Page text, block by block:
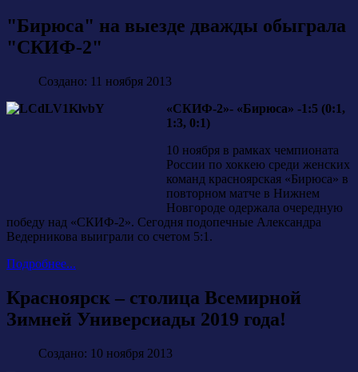
"Бирюса" на выезде дважды обыграла
"СКИФ-2"
Создано: 11 ноября 2013
«СКИФ-2»- «Бирюса» -1:5 (0:1,
1:3, 0:1)
10 ноября в рамках чемпионата
России по хоккею среди женских
команд красноярская «Бирюса» в
повторном матче в Нижнем
Новгороде одержала очередную
победу над «СКИФ-2». Сегодня подопечные Александра
Ведерникова выиграли со счетом 5:1.
Подробнее...
Красноярск – столица Всемирной
Зимней Универсиады 2019 года!
Создано: 10 ноября 2013